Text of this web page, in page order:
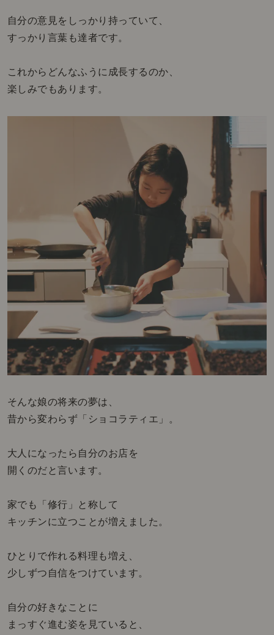
自分の意見をしっかり持っていて、
すっかり言葉も達者です。
これからどんなふうに成長するのか、
楽しみでもあります。
そんな娘の将来の夢は、
昔から変わらず「ショコラティエ」。
大人になったら自分のお店を
開くのだと言います。
家でも「修行」と称して
キッチンに立つことが増えました。
ひとりで作れる料理も増え、
少しずつ自信をつけています。
自分の好きなことに
まっすぐ進む姿を見ていると、